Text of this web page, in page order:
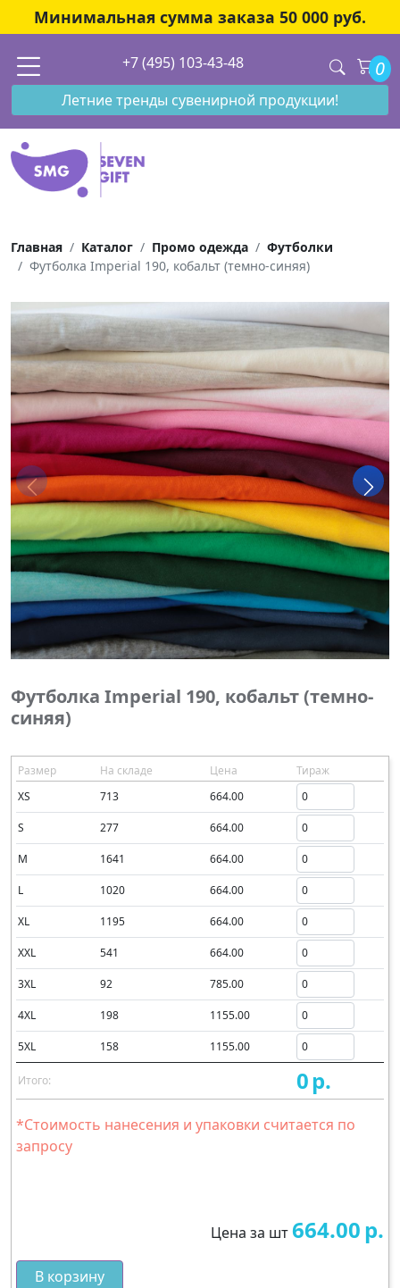
Минимальная сумма заказа 50 000 руб.
+7 (495) 103-43-48 0
Летние тренды сувенирной продукции!
Главная Каталог Промо одежда
Футболки
Футболка Imperial 190, кобальт (темно-синяя)
Футболка Imperial 190, кобальт (темно-
синяя)
Размер На складе Цена
Тираж
XS
713 664.00
S 277 664.00
M 1641 664.00
L 1020 664.00
XL 1195 664.00
XXL 541 664.00
3XL 92 785.00
4XL 198 1155.00
5XL 158 1155.00
Итого: 0р.
*Стоимость нанесения и упаковки считается по
запросу
Цена за шт664.00р.
В корзину